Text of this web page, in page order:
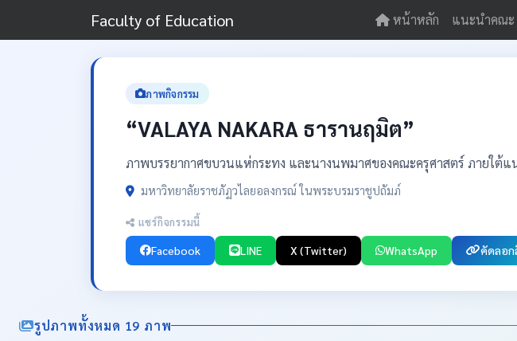
Faculty of Education หน้าหลัก แนะนำคณะ
ภาพกิจกรรม
“VALAYA NAKARA ธารานฤมิต”
ภาพบรรยากาศขบวนแห่กระทง และนางนพมาศของคณะครุศาสตร์ ภายใต้แ
มหาวิทยาลัยราชภัฏวไลยอลงกรณ์ ในพระบรมราชูปถัมภ์
แชร์กิจกรรมนี้
Facebook LINE X (Twitter) WhatsApp คัดลอก
รูปภาพทั้งหมด 19 ภาพ